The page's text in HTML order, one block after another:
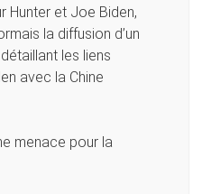
Hunter et Joe Biden,
la diffusion d’un
les liens
avec la Chine
menace pour la